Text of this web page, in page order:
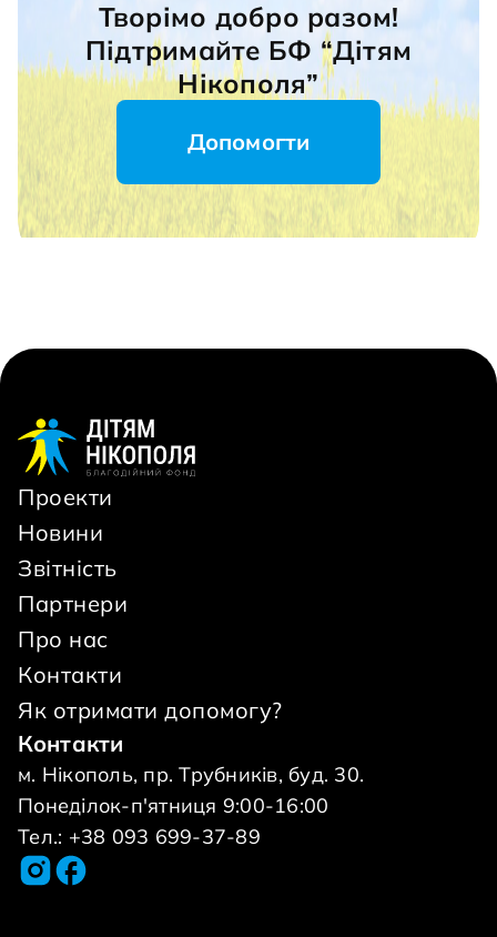
Творімо добро разом!
Підтримайте БФ “Дітям
Нікополя”
Допомогти
Проекти
Новини
Звітність
Партнери
Про нас
Контакти
Як отримати допомогу?
Контакти
м. Нікополь, пр. Трубників, буд. 30.
Понеділок-п'ятниця 9:00-16:00
Тел.: +38 093 699-37-89